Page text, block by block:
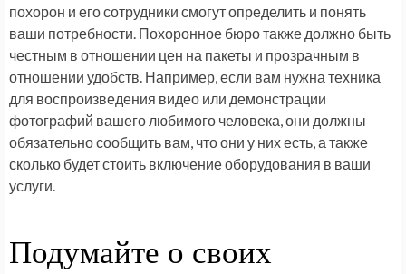
похорон и его сотрудники смогут определить и понять
ваши потребности. Похоронное бюро также должно быть
честным в отношении цен на пакеты и прозрачным в
отношении удобств. Например, если вам нужна техника
для воспроизведения видео или демонстрации
фотографий вашего любимого человека, они должны
обязательно сообщить вам, что они у них есть, а также
сколько будет стоить включение оборудования в ваши
услуги.
Подумайте о своих